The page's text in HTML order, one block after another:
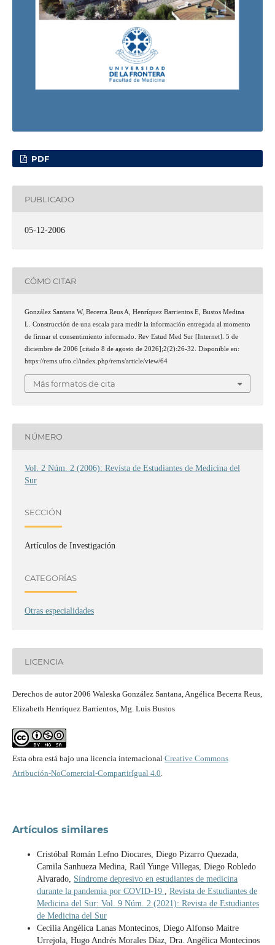
PDF
PUBLICADO
05-12-2006
CÓMO CITAR
González Santana W, Becerra Reus A, Henríquez Barrientos E, Bustos Medina
L. Construcción de una escala para medir la información entregada al momento
de firmar el consentimiento informado. Rev Estud Med Sur [Internet]. 5 de
diciembre de 2006 [citado 8 de agosto de 2026];2(2):26-32. Disponible en:
https://rems.ufro.cl/index.php/rems/article/view/64
Más formatos de cita
NÚMERO
Vol. 2 Núm. 2 (2006): Revista de Estudiantes de Medicina del
Sur
SECCIÓN
Artículos de Investigación
CATEGORÍAS
Otras especialidades
LICENCIA
Derechos de autor 2006 Waleska González Santana, Angélica Becerra Reus,
Elizabeth Henríquez Barrientos, Mg. Luis Bustos
Esta obra está bajo una licencia internacional Creative Commons
Atribución-NoComercial-CompartirIgual 4.0.
Artículos similares
Cristóbal Román Lefno Diocares, Diego Pizarro Quezada,
Camila Sanhueza Medina, Raúl Yunge Villegas, Diego Robledo
Alvarado, Síndrome depresivo en estudiantes de medicina
durante la pandemia por COVID-19 , Revista de Estudiantes de
Medicina del Sur: Vol. 9 Núm. 2 (2021): Revista de Estudiantes
de Medicina del Sur
Cecilia Angélica Lanas Montecinos, Diego Alfonso Maitre
Urrejola, Hugo Andrés Morales Díaz, Dra. Angélica Montecinos